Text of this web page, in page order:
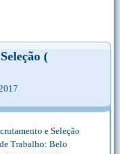
(
e Seleção
Trabalho: Belo